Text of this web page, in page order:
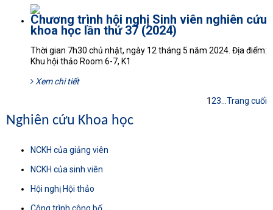
Chương trình hội nghị Sinh viên nghiên cứu
khoa học lần thứ 37 (2024)
Thời gian 7h30 chủ nhật, ngày 12 tháng 5 năm 2024. Địa điểm:
Khu hội thảo Room 6-7, K1
Xem chi tiết
123 Trang cuối
Nghiên cứu Khoa học
NCKH của giảng viên
NCKH của sinh viên
Hội nghị Hội thảo